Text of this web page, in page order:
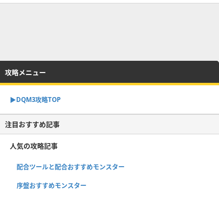
攻略メニュー
▶︎DQM3攻略TOP
注目おすすめ記事
人気の攻略記事
配合ツールと配合おすすめモンスター
序盤おすすめモンスター